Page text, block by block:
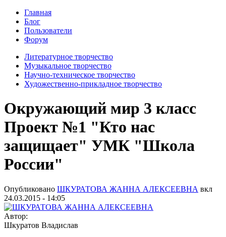
Главная
Блог
Пользователи
Форум
Литературное творчество
Музыкальное творчество
Научно-техническое творчество
Художественно-прикладное творчество
Окружающий мир 3 класс
Проект №1 "Кто нас
защищает" УМК "Школа
России"
Опубликовано ШКУРАТОВА ЖАННА АЛЕКСЕЕВНА вкл
24.03.2015 - 14:05
Автор:
Шкуратов Владислав